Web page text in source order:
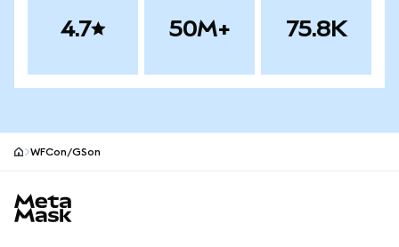
4.7 50M+ 75.8K
WFCon/GSon